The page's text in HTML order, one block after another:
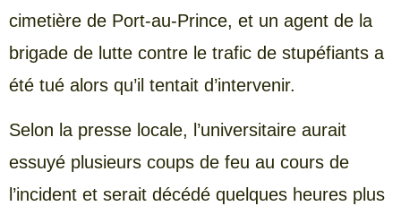
cimetière de Port-au-Prince, et un agent de la
brigade de lutte contre le trafic de stupéfiants a
été tué alors qu’il tentait d’intervenir.
Selon la presse locale, l’universitaire aurait
essuyé plusieurs coups de feu au cours de
l’incident et serait décédé quelques heures plus